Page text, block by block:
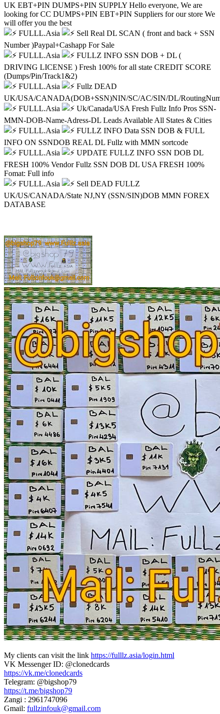
UK EBT+PIN DUMPS+PIN SUPPLY Hello everyone, We are
looking for CC DUMPS+PIN EBT+PIN Suppliers for our store We
will offer you the best
FULLL.Asia
Sell Real DL SCAN ( front and back + SSN
Number )Paypal+Cashapp For Sale
FULLL.Asia
FULLZ INFO SSN DOB + DL (
DRIVING LICENSE ) Fresh 100% for all state CREDIT SCORE
(Dumps/Pin/Track1&2)
FULLL.Asia
Fullz DEAD
UK/USA/CANADA(DOB+SSN)NIN/SC/AC/SIN/DL/
FULLL.Asia
Uk/Canada/USA Fresh Fullz Info Pros SSN-
MMN-DOB-Name-Adress-DL Leads Available All States & Cities
FULLL.Asia
FULLZ INFO Data SSN DOB & FULL
INFO ON SSNDOB REAL DL Fullz with MMN sortcode
FULLL.Asia
UPDATE FULLZ INFO SSN DOB DL
FRESH 100% Vendor Fullz SSN DOB DL USA FRESH 100%
Fomat: Full info
FULLL.Asia
Sell DEAD FULLZ
UK/US/CANADA/State NJ,NY (SSN/SIN)DOB MMN FOREX
DATABASE
My clients can visit the link https://fulllz.asia/login.html
VK Messenger ID: @clonedcards
https://vk.me/clonedcards
Telegram: @bigshop79
https://t.me/bigshop79
Zangi : 2961747096
Gmail: fullzinfouk@gmail.com